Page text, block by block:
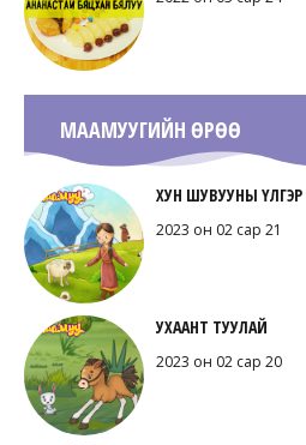
МААМУУГИЙН ӨРӨӨ
ХУН ШУВУУНЫ ҮЛГЭР
2023 он 02 сар 21
УХААНТ ТУУЛАЙ
2023 он 02 сар 20